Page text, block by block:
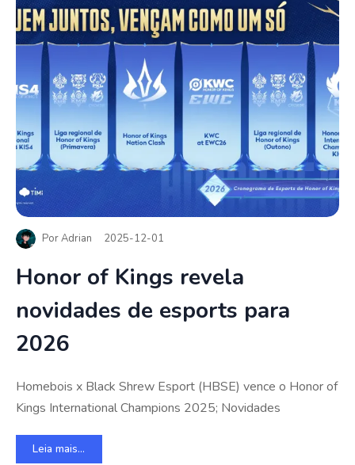
PorAdrian 2025-12-01
Honor of Kings revela
novidades de esports para
2026
Homebois x Black Shrew Esport (HBSE) vence o Honor of
Kings International Champions 2025; Novidades
Leia mais...